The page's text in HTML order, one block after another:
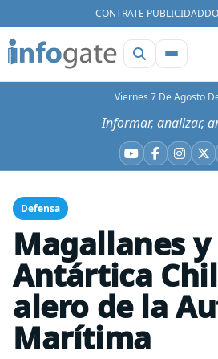
CONTRATE PUBLICIDAD
Viernes 7 De Agosto
Informar, analizar,
YouTube
Facebook
X
Defensa
Magallanes
Antártica
alero de la
Marítima